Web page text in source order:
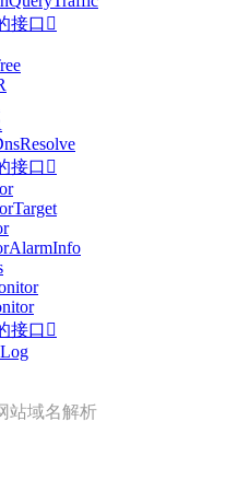
接口 
接口 
接口 
站域名解析